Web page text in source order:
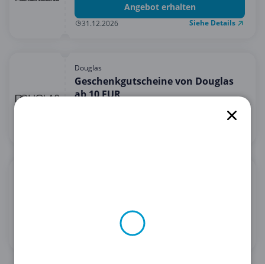
Angebot erhalten
31.12.2026 Siehe Details
Douglas
Geschenkgutscheine von Douglas
ab 10 EUR
5 % Rabatt erhalten